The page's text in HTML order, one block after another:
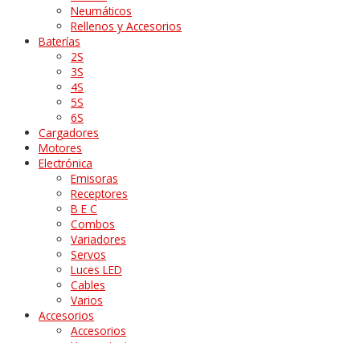
Neumáticos
Rellenos y Accesorios
Baterías
2S
3S
4S
5S
6S
Cargadores
Motores
Electrónica
Emisoras
Receptores
B E C
Combos
Variadores
Servos
Luces LED
Cables
Varios
Accesorios
Accesorios